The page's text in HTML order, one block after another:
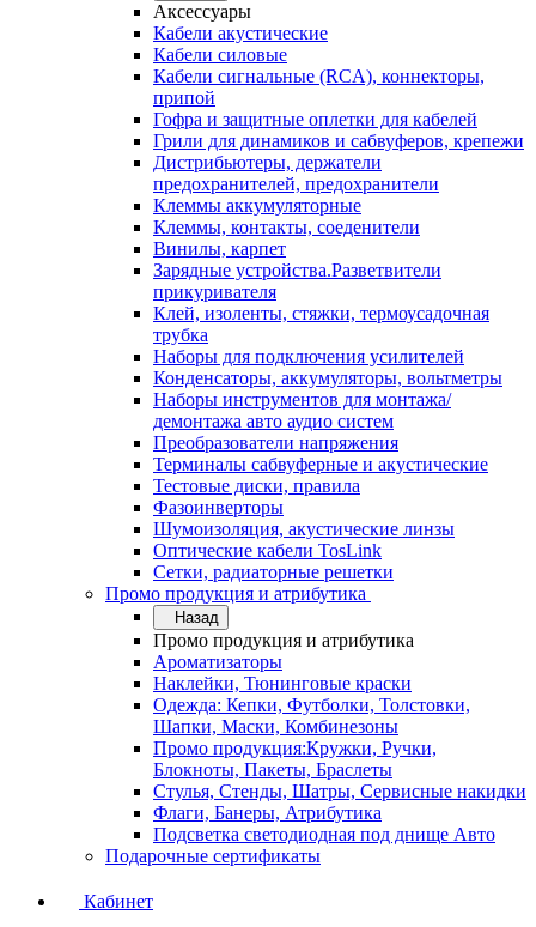
Аксессуары
Кабели акустические
Кабели силовые
Кабели сигнальные (RCA), коннекторы,
припой
Гофра и защитные оплетки для кабелей
Грили для динамиков и сабвуферов, крепежи
Дистрибьютеры, держатели
предохранителей, предохранители
Клеммы аккумуляторные
Клеммы, контакты, соеденители
Винилы, карпет
Зарядные устройства.Разветвители
прикуривателя
Клей, изоленты, стяжки, термоусадочная
трубка
Наборы для подключения усилителей
Конденсаторы, аккумуляторы, вольтметры
Наборы инструментов для монтажа/
демонтажа авто аудио систем
Преобразователи напряжения
Терминалы сабвуферные и акустические
Тестовые диски, правила
Фазоинверторы
Шумоизоляция, акустические линзы
Оптические кабели TosLink
Сетки, радиаторные решетки
Промо продукция и атрибутика
Назад
Промо продукция и атрибутика
Ароматизаторы
Наклейки, Тюнинговые краски
Одежда: Кепки, Футболки, Толстовки,
Шапки, Маски, Комбинезоны
Промо продукция:Кружки, Ручки,
Блокноты, Пакеты, Браслеты
Стулья, Стенды, Шатры, Сервисные накидки
Флаги, Банеры, Атрибутика
Подсветка светодиодная под днище Авто
Подарочные сертификаты
Кабинет